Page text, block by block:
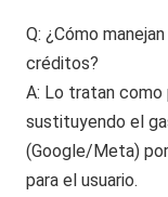
Q: ¿Cómo
créditos?
A: Lo tratan
sustituyendo el
(Google/Meta)
para el usuario.